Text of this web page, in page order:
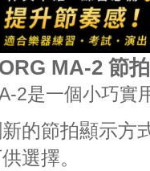
MA-2 節
2是一個小巧實
的節拍顯示方
選擇。